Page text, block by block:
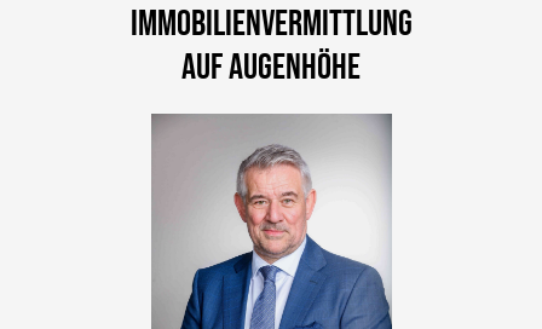
Immobilienvermittlung
auf Augenhöhe